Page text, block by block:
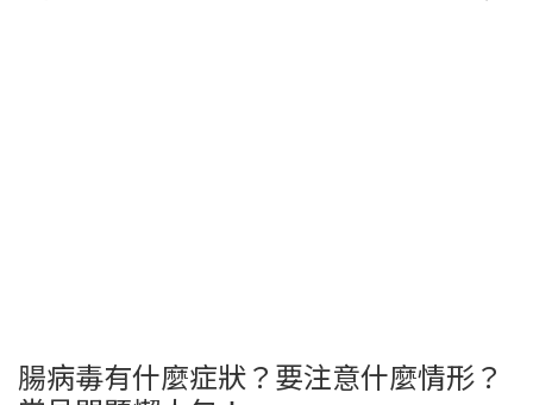
腸病毒有什麼症狀？要注意什麼情形？